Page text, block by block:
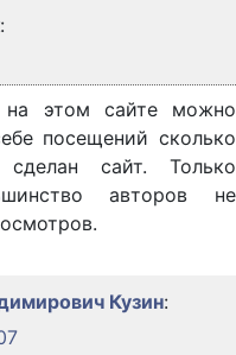
:
на этом сайте можно
посещений сколько
сделан сайт. Только
авторов не
Кузин: